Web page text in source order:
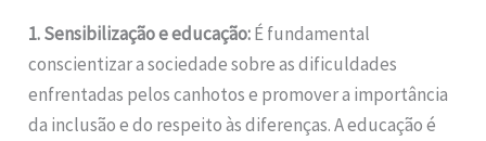
1. Sensibilização e educação:É fundamental
conscientizar a sociedade sobre as dificuldades
enfrentadas pelos canhotos e promover a importância
da inclusão e do respeito às diferenças. A educação é